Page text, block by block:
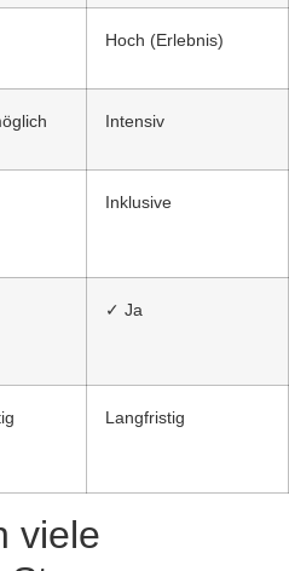
Hoch (Erlebnis)
Intensiv
Inklusive
✓ Ja
Langfristig
viele